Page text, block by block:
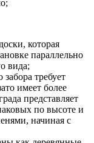
которая
параллельно
вида;
требует
имеет более
представляет
по высоте и
начиная с